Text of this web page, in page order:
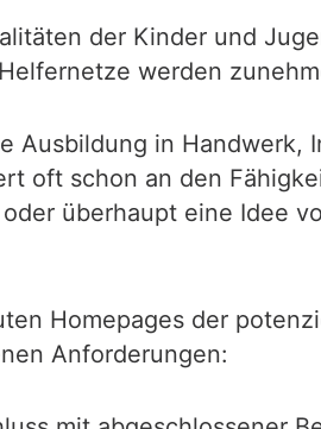
der Kinder und
werden
in Handwerk,
oft schon an den
überhaupt eine Idee
Homepages der
Anforderungen: